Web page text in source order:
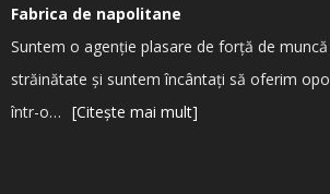
Fabrica de napolitane
Suntem o agenție plasare de forță de
străinătate și suntem încântați să oferim
într-o… [Citește mai mult]